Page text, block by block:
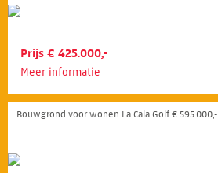
Prijs € 425.000,-
Meer informatie
Bouwgrond voor wonen La Cala Golf € 595.000,-